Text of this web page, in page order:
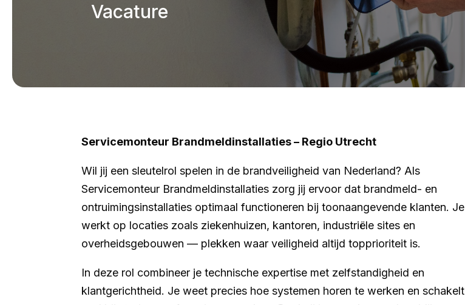
Vacature
Servicemonteur Brandmeldinstallaties – Regio Utrecht
Wil jij een sleutelrol spelen in de brandveiligheid van Nederland? Als
Servicemonteur Brandmeldinstallaties zorg jij ervoor dat brandmeld- en
ontruimingsinstallaties optimaal functioneren bij toonaangevende klanten. Je
werkt op locaties zoals ziekenhuizen, kantoren, industriële sites en
overheidsgebouwen — plekken waar veiligheid altijd topprioriteit is.
In deze rol combineer je technische expertise met zelfstandigheid en
klantgerichtheid. Je weet precies hoe systemen horen te werken en schakelt